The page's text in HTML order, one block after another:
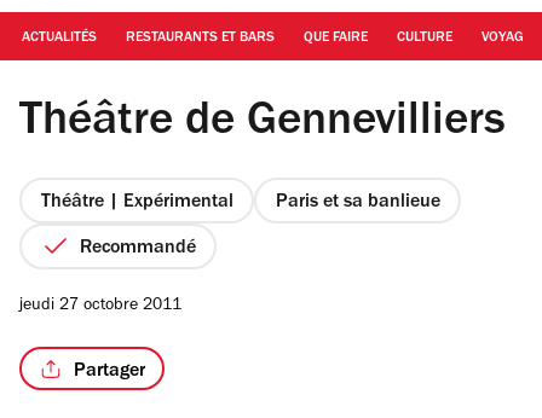
ACTUALITÉS RESTAURANTS ET BARS QUE FAIRE CULTURE VOYAGE
© Cyrille Weiner
Théâtre de Gennevilliers
Théâtre | Expérimental Paris et sa banlieue
Recommandé
jeudi 27 octobre 2011
Partager